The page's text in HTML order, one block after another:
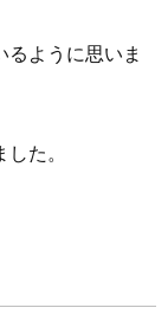
るように思いま
た。